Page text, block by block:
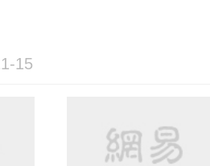
15